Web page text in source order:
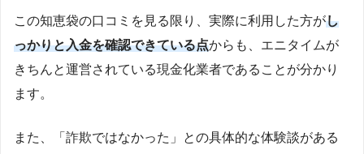
この知恵袋の口コミを見る限り、実際に利用した方がし
っかりと入金を確認できている点からも、エニタイムが
きちんと運営されている現金化業者であることが分かり
ます。
また、「詐欺ではなかった」との具体的な体験談がある